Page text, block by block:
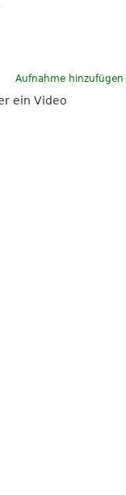
Aufnahme hinzufügen
ein Video